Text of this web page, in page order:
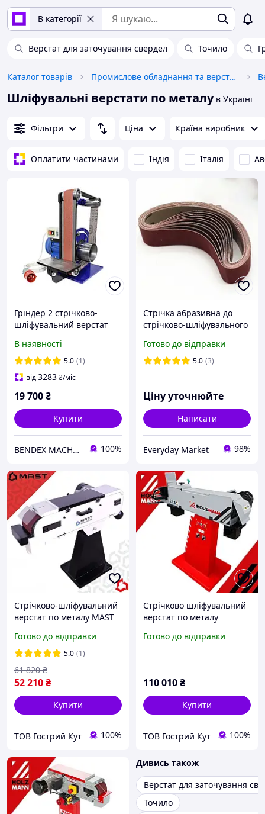
В категорії
Верстат для заточування свердел Точило
Каталог товарів Промислове обладнання та верстати
Шліфувальні верстати по металу в Україні
Фільтри Ціна Країна виробник
Оплатити частинами Індія Італія
Гріндер 2 стрічково-
шліфувальний верстат
В наявності
5.0 (1)
від3283₴/міс
19 700₴
Купити
BENDEX MACHINES 100%
Стрічка абразивна до
стрічково-шліфувального
гриндера
Готово до відправки
5.0 (3)
Ціну уточнюйте
Написати
Everyday Market 98%
Стрічково-шліфувальний
верстат по металу MAST
Готово до відправки
5.0 (1)
52 210₴
61 820 ₴
Купити
ТОВ Гострий Кут 100%
Стрічково шліфувальний
верстат по металу
шліфувальний верстат
Готово до відправки
110 010₴
Купити
ТОВ Гострий Кут 100%
Дивись також
Верстат для заточування
Точило